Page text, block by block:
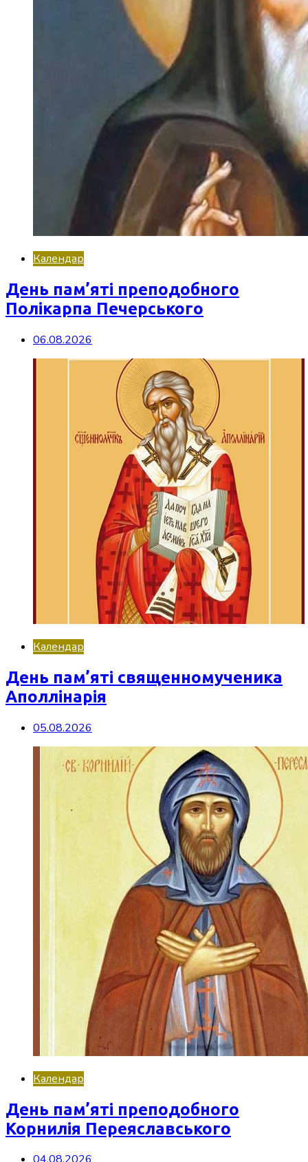
Календар
День пам’яті преподобного
Полікарпа Печерського
06.08.2026
Календар
День пам’яті священномученика
Аполлінарія
05.08.2026
Календар
День пам’яті преподобного
Корнилія Переяславського